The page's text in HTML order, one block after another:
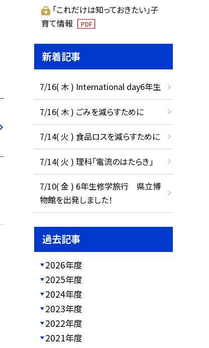
「これだけは知っておきたい」子
育て情報
PDF
新着記事
7/16( 木 ) International day6年生
7/16( 木 ) ごみを減らすために
7/14( 火 ) 食品ロスを減らすために
7/14( 火 ) 理科「電流のはたらき」
7/10( 金 ) 6年生修学旅行 県立博
物館を出発しました！
過去記事
2026年度
2025年度
2024年度
2023年度
2022年度
2021年度